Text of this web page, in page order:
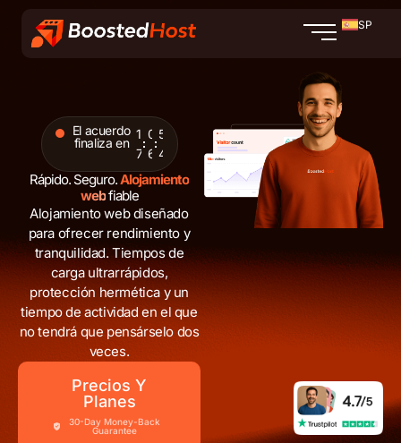
contenido
SP
El acuerdo
finaliza en
1
7
0
6
5
2
Rápido. Seguro.Alojamiento
webfiable
Alojamiento web diseñado
para ofrecer rendimiento y
tranquilidad. Tiempos de
carga ultrarrápidos,
protección hermética y un
tiempo de actividad en el que
no tendrá que pensárselo dos
veces.
Precios Y
Planes